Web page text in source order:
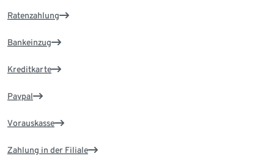
Ratenzahlung
Bankeinzug
Kreditkarte
Paypal
Vorauskasse
Zahlung in der Filiale